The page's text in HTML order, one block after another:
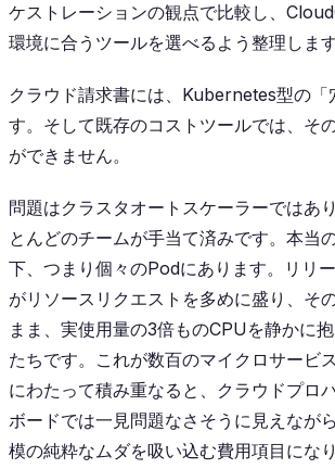
ケストレーションの観点で比較し、
環境に合うツールを選べるよう整理します
クラウド請求書には、Kubernetes型の「
す。そして既存のコストツールでは、そ
ができません。
問題はクラスタオートスケーラーではあ
とんどのチームが手当て済みです。本当
下、つまり個々のPodにあります。リリ
がリソースリクエストを多めに盛り、そ
まま、実使用量の3倍ものCPUを静かに
たちです。これが数百のマイクロサービ
にわたって積み重なると、クラウドプロ
ボードでは一見問題なさそうに見えなが
模の純粋なムダを吸い込む費用項目になり